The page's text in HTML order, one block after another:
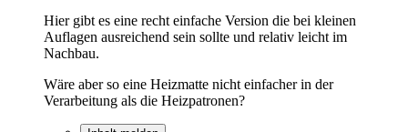
Hier gibt es eine recht einfache Version die bei kleinen
Auflagen ausreichend sein sollte und relativ leicht im
Nachbau.
Wäre aber so eine Heizmatte nicht einfacher in der
Verarbeitung als die Heizpatronen?